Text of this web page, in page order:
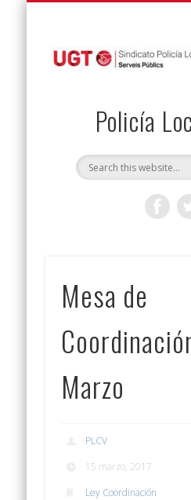
Policía
Mesa de
Marzo
PLCV
15 marzo, 2017
Ley Coordinación